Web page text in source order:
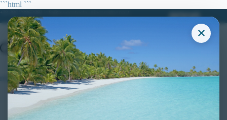
```html
×
```
contenuto
nistagmo